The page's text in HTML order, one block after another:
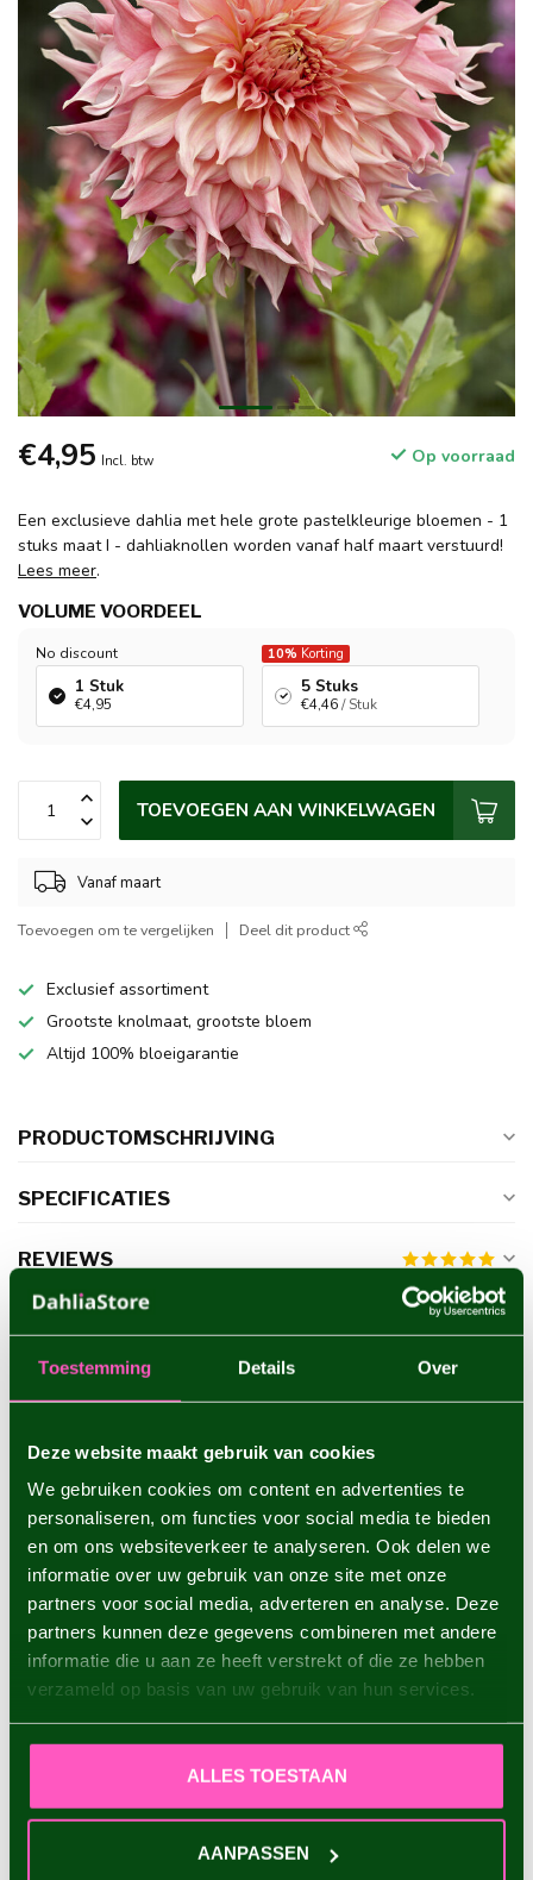
Toestemming Details Over
Deze website maakt gebruik van cookies
We gebruiken cookies om content en advertenties te
personaliseren, om functies voor social media te bieden
en om ons websiteverkeer te analyseren. Ook delen we
informatie over uw gebruik van onze site met onze
partners voor social media, adverteren en analyse. Deze
partners kunnen deze gegevens combineren met andere
informatie die u aan ze heeft verstrekt of die ze hebben
verzameld op basis van uw gebruik van hun services.
ALLES TOESTAAN
AANPASSEN
€4,95 Incl. btw Op voorraad
Een exclusieve dahlia met hele grote pastelkleurige bloemen - 1
stuks maat I - dahliaknollen worden vanaf half maart verstuurd!
Lees meer.
VOLUME VOORDEEL
No discount
1 Stuk
€4,95
10% Korting
5 Stuks
€4,46/ Stuk
TOEVOEGEN AAN WINKELWAGEN
Vanaf maart
Toevoegen om te vergelijken Deel dit product
Exclusief assortiment
Grootste knolmaat, grootste bloem
Altijd 100% bloeigarantie
PRODUCTOMSCHRIJVING
SPECIFICATIES
REVIEWS
GERELATEERDE PRODUCTEN
Dahlia Belle of Barmera
Dahlia Cafe au Lait €4,95
RECENT BEKEKEN